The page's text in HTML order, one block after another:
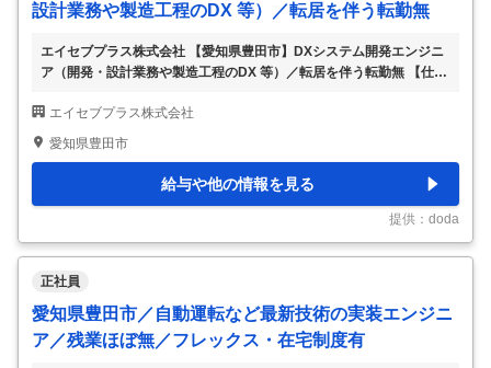
設計業務や製造工程のDX 等）／転居を伴う転勤無
エイセブプラス株式会社 【愛知県豊田市】DXシステム開発エンジニ
ア（開発・設計業務や製造工程のDX 等）／転居を伴う転勤無 【仕事
務や製造工程のDX 等）／転居を伴う転勤無 【具体的な仕事内容】 ■
業務内容： 愛知県に本社を置き主にトヨタグループ各社に対してシ
たが保有されているデジタル技術を活用して自動車の設計・製造など
の社内業務に対する業務の見える化やデータ共有、ペーパーレス、プ
ロセス最適化などのDX推進に繋がる仕事をして頂きます。 ◆車両安
全システム設計領域 設計業…
エイセブプラス株式会社
愛知県豊田市
給与や他の情報を見る
提供：doda
正社員
愛知県豊田市／自動運転など最新技術の実装エンジニ
ア／残業ほぼ無／フレックス・在宅制度有